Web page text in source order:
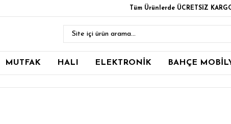
Tüm Ürünlerde ÜCRETSİZ
MUTFAK HALI ELEKTRONİK BAHÇE